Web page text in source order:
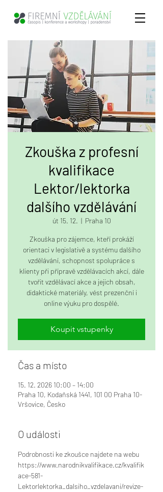
Zkouška z profesní
kvalifikace
Lektor/lektorka
dalšího vzdělávání
út 15. 12.
  |
Praha 10
Zkouška pro zájemce, kteří prokáží
orientaci v legislativě a systému dalšího
vzdělávání, schopnost spolupráce s
klienty při přípravě vzdělávacích akcí, dále
tvořit vzdělávací akce a jejich obsah,
didaktické materiály, vést prezenční i
online výuku pro dospělé.
Koupit vstupenky
Čas a místo
15. 12. 2026 10:00 – 14:00
Praha 10, Kodaňská 1441, 101 00 Praha 10-
Vršovice, Česko
O události
Podrobnosti ke zkoušce najdete na webu
https://www.narodnikvalifikace.cz/kvalifik
ace-581-
Lektorlektorka_dalsiho_vzdelavani/revize-